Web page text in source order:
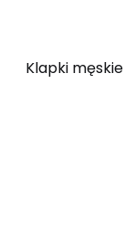
Klapki